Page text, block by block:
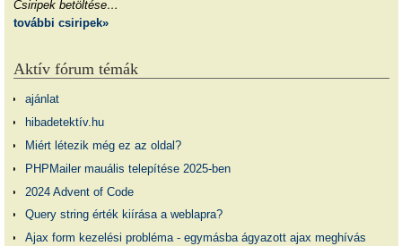
Csiripek betöltése…
további csiripek»
Aktív fórum témák
ajánlat
hibadetektív.hu
Miért létezik még ez az oldal?
PHPMailer mauális telepítése 2025-ben
2024 Advent of Code
Query string érték kiírása a weblapra?
Ajax form kezelési probléma - egymásba ágyazott ajax meghívás